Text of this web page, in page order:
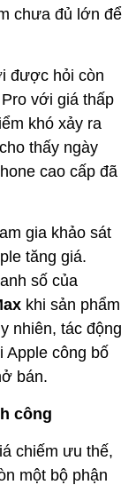
chưa đủ lớn để
được hỏi còn
với giá thấp
khó xảy ra
thấy ngày
cao cấp đã
gia khảo sát
tăng giá.
số của
khi sản phẩm
nhiên, tác động
Apple công bố
bán.
công
chiếm ưu thế,
một bộ phận